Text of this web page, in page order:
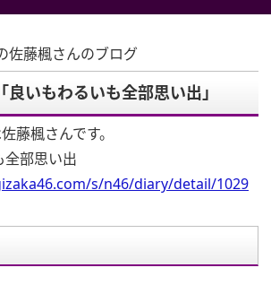
佐藤楓さんのブログ
いもわるいも全部思い出」
藤楓さんです。
全部思い出
s/n46/diary/detail/1029